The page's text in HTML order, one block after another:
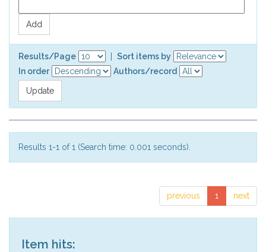
Results/Page
Sort items by
In order
Authors/record
Results 1-1 of 1 (Search time: 0.001 seconds).
previous 1 next
Item hits: